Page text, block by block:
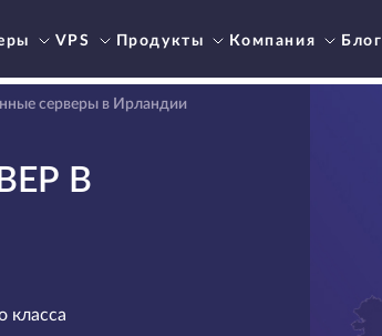
VPS Продукты Компания Блог
серверы в Ирландии
В
класса